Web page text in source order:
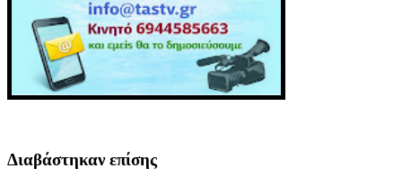
Διαβάστηκαν επίσης